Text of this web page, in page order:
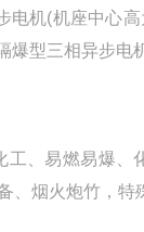
机(机座中心
型三相异步电
、易燃易爆
烟火炮竹，特